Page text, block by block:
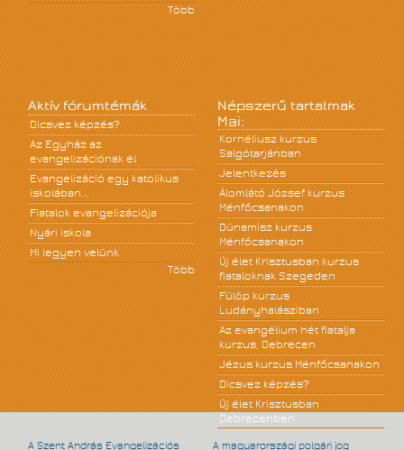
Több
Aktív fórumtémák
Dicsvez képzés?
Az Egyház az
evangelizációnak él
Evangelizáció egy katolikus
iskolában...
Fiatalok evangelizációja
Nyári iskola
Mi legyen velünk
Több
Népszerű tartalmak
Mai:
Kornéliusz kurzus
Salgótarjánban
Jelentkezés
Álomlátó József kurzus
Ménfőcsanakon
Dünamisz kurzus
Ménfőcsanakon
Új élet Krisztusban kurzus
fiataloknak Szegeden
Fülöp kurzus
Ludányhalásziban
Az evangélium hét fiatalja
kurzus, Debrecen
Jézus kurzus Ménfőcsanakon
Dicsvez képzés?
Új élet Krisztusban
Debrecenben
A Szent András Evangelizációs
A magyarországi polgári jog